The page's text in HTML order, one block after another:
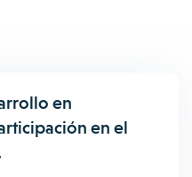
en
en el